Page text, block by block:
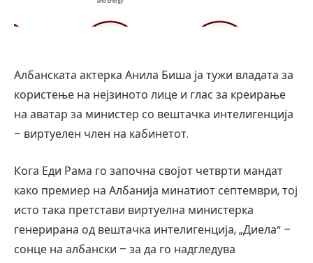
Албанската актерка Анила Биша ја тужи владата за
користење на нејзиното лице и глас за креирање
на аватар за министер со вештачка интелигенција
– виртуелен член на кабинетот.
Кога Еди Рама го започна својот четврти мандат
како премиер на Албанија минатиот септември, тој
исто така претстави виртуелна министерка
генерирана од вештачка интелигенција, „Диела“ –
сонце на албански – за да го надгледува